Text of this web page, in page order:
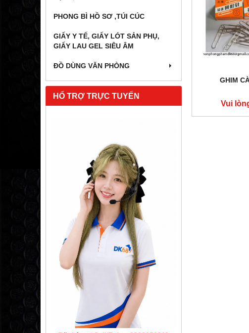
PHONG BÌ HỒ SƠ ,TÚI CÚC
GIẤY Y TẾ, GIẤY LÓT SẢN PHỤ,
GIẤY LAU GEL SIÊU ÂM
ĐỒ DÙNG VĂN PHÒNG
HỔ TRỢ TRỰC TUYẾN
GHIM
Vui